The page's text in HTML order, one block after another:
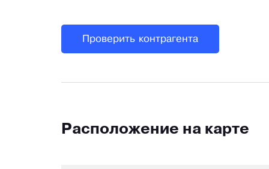
Проверить контрагента
Расположение на карте